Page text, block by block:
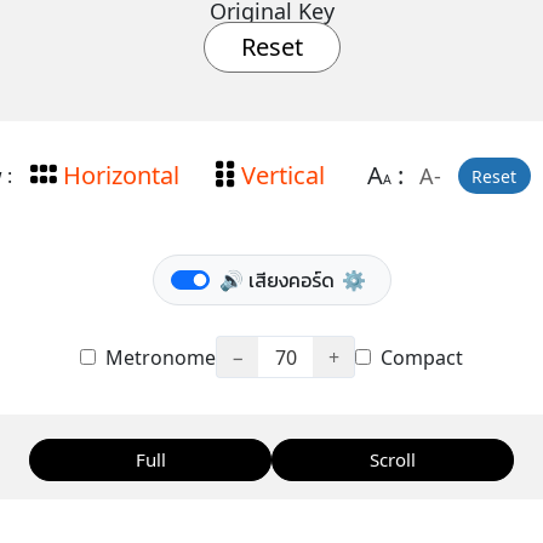
Original Key
Reset
: Horizontal Vertical AA: A- Reset
🔊 เสียงคอร์ด ⚙️
Metronome − 70 + Compact
Full Scroll